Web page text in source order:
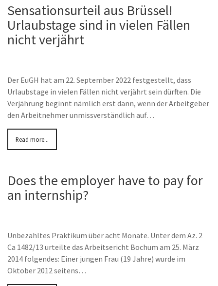
Sensationsurteil aus Brüssel!
Urlaubstage sind in vielen Fällen
nicht verjährt
Der EuGH hat am 22. September 2022 festgestellt, dass
Urlaubstage in vielen Fällen nicht verjährt sein dürften. Die
Verjährung beginnt nämlich erst dann, wenn der Arbeitgeber
den Arbeitnehmer unmissverständlich auf…
Read more...
Does the employer have to pay for
an internship?
Unbezahltes Praktikum über acht Monate. Unter dem Az. 2
Ca 1482/13 urteilte das Arbeitsericht Bochum am 25. März
2014 folgendes: Einer jungen Frau (19 Jahre) wurde im
Oktober 2012 seitens…